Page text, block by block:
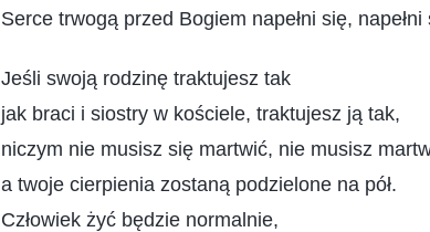
Serce trwogą przed Bogiem napełni się, napełni
Jeśli swoją rodzinę traktujesz tak
jak braci i siostry w kościele, traktujesz ją tak,
niczym nie musisz się martwić, nie musisz
a twoje cierpienia zostaną podzielone na pół.
Człowiek żyć będzie normalnie,